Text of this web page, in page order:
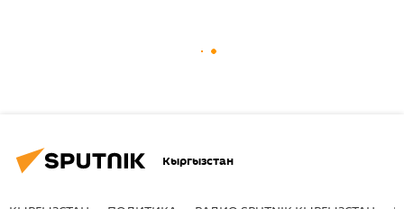
Кыргызстан